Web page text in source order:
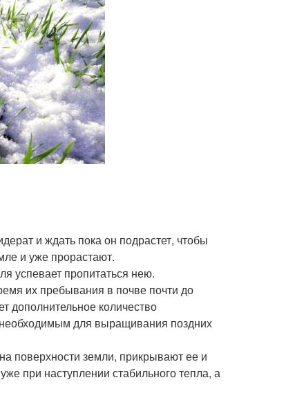
и ждать пока он подрастет, чтобы
и уже прорастают.
успевает пропитаться нею.
их пребывания в почве почти до
дополнительное количество
для выращивания поздних
поверхности земли, прикрывают ее и
при наступлении стабильного тепла, а